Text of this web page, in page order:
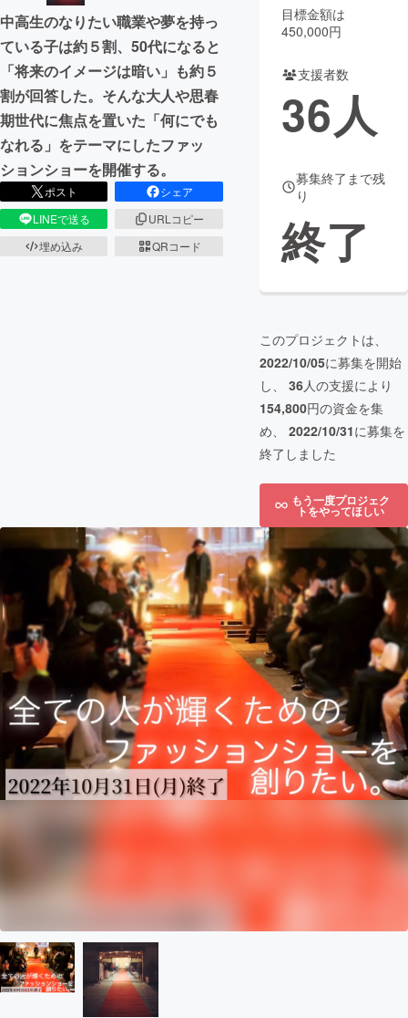
CAMPFIREふるさと納税
コミュニティ
中高生のなりたい職業や夢を持っ
ている子は約５割、50代になると
「将来のイメージは暗い」も約５
割が回答した。そんな大人や思春
期世代に焦点を置いた「何にでも
なれる」をテーマにしたファッ
ションショーを開催する。
ポスト
シェア
LINEで送る
URLコピー
埋め込み
QRコード
目標金額は
450,000円
支援者数
36人
募集終了まで残
り
終了
このプロジェクトは、
2022/10/05に募集を開始
し、 36人の支援により
154,800円の資金を集
め、 2022/10/31に募集を
終了しました
もう一度プロジェク
トをやってほしい